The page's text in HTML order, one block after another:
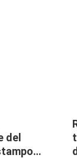
del